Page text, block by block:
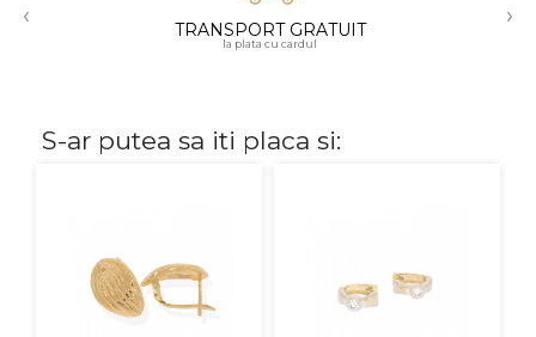
18K
‹ TRANSPORT GRATUIT
la plata cu cardul
›
S-ar putea sa iti placa si: